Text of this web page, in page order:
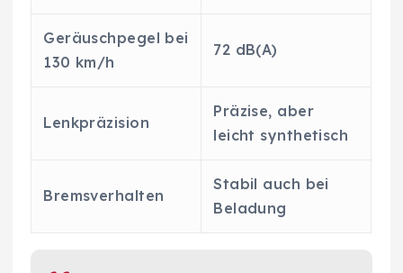
Geräuschpegel bei
130 km/h
72 dB(A)
Lenkpräzision
Präzise, aber
leicht synthetisch
Bremsverhalten
Stabil auch bei
Beladung